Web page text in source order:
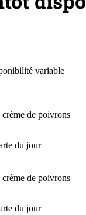
variable
crème de poivrons
du jour
crème de poivrons
du jour